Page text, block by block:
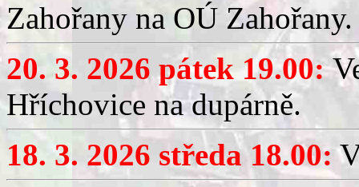
Zahořany na OÚ Zahořany.
20. 3. 2026 pátek 19.00:
Hříchovice na dupárně.
18. 3. 2026 středa 18.00: